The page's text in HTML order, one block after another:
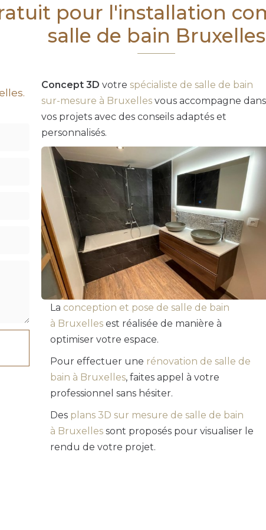
pour l'installation
salle de bain Bruxelles
Concept 3D votre spécialiste de salle de bain
sur-mesure à Bruxelles vous accompagne dans
vos projets avec des conseils adaptés et
personnalisés.
La conception et pose de salle de bain
à Bruxelles est réalisée de manière à
optimiser votre espace.
Pour effectuer une rénovation de salle de
bain à Bruxelles, faites appel à votre
professionnel sans hésiter.
Des plans 3D sur mesure de salle de bain
à Bruxelles sont proposés pour visualiser le
rendu de votre projet.